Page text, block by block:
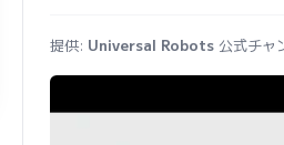
提供: Universal Robots 公式チャ